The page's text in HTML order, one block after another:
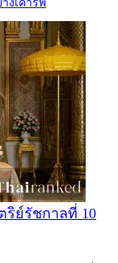
งเคารพ
ริย์รัชกาลที่ 10